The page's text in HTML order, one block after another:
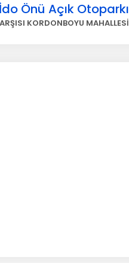
Önü Açık Otoparkı
KORDONBOYU MAHALLESİ